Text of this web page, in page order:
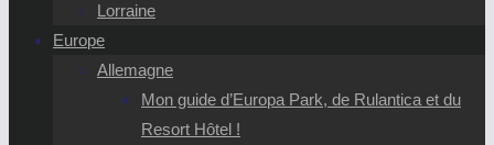
Lorraine
Europe
Allemagne
Mon guide d’Europa Park, de Rulantica et du
Resort Hôtel !